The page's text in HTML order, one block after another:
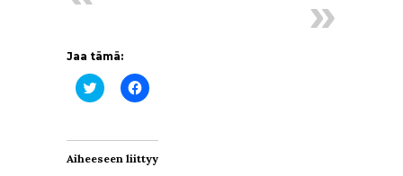
Jaa tämä:
Jaa
Twitterissä(Avautuu
Jaa
Facebookissa(Avautuu
Aiheeseen liittyy